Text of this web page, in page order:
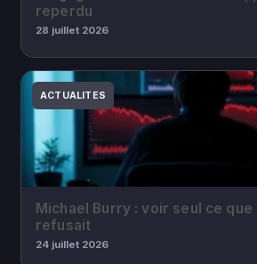
reperdu
28 juillet 2026
ACTUALITES
Michael Burry : voir seul ce que
refusait
24 juillet 2026